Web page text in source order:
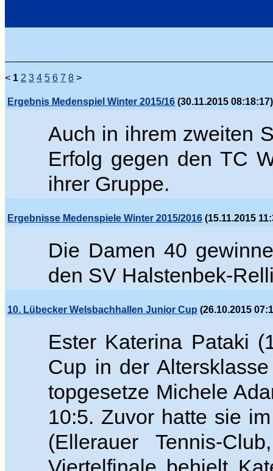
< 1 2 3 4 5 6 7 8 >
Ergebnis Medenspiel Winter 2015/16 (30.11.2015 08:18:17)
Auch in ihrem zweiten
Erfolg gegen den TC
ihrer Gruppe.
Ergebnisse Medenspiele Winter 2015/2016 (15.11.2015
Die Damen 40
den SV Halstenbek-
10. Lübecker Welsbachhallen Junior Cup (26.10.2015
Ester Katerina Pataki
Cup in der
topgesetze Michele
10:5. Zuvor hatte sie
(Ellerauer Tennis-